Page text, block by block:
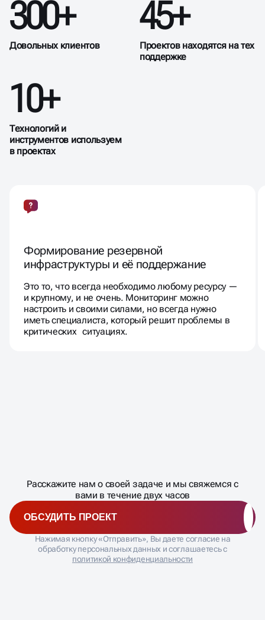
САЙТА В РОСТОВЕ-НА-ДОНУ
300+
Довольных клиентов
45+
Проектов находятся на тех
поддержке
10+
Технологий и
инструментов используем
в проектах
Формирование резервной
инфраструктуры и её поддержание
Это то, что всегда необходимо любому ресурсу —
и крупному, и не очень. Мониторинг можно
настроить и своими силами, но всегда нужно
иметь специалиста, который решит проблемы в
критических ситуациях.
�
Расскажите нам о своей задаче и мы свяжемся с
вами в течение двух часов
ОБСУДИТЬ ПРОЕКТ
Нажимая кнопку «Отправить», Вы даете согласие на
обработку персональных данных и соглашаетесь с
политикой конфиденциальности